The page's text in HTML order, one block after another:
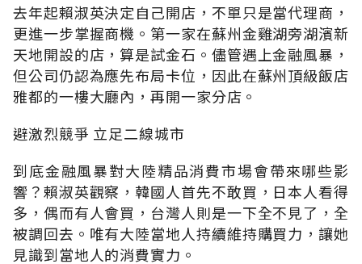
去年起賴淑英決定自己開店，不單只是當代理商，
更進一步掌握商機。第一家在蘇州金雞湖旁湖濱新
天地開設的店，算是試金石。儘管遇上金融風暴，
但公司仍認為應先布局卡位，因此在蘇州頂級飯店
雅都的一樓大廳內，再開一家分店。
避激烈競爭 立足二線城市
到底金融風暴對大陸精品消費市場會帶來哪些影
響？賴淑英觀察，韓國人首先不敢買，日本人看得
多，偶而有人會買，台灣人則是一下全不見了，全
被調回去。唯有大陸當地人持續維持購買力，讓她
見識到當地人的消費實力。